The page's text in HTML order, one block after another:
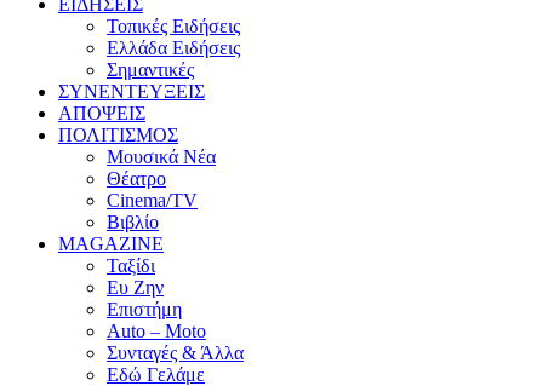
Τοπικές Ειδήσεις
Ελλάδα Ειδήσεις
Σημαντικές
ΣΥΝΕΝΤΕΥΞΕΙΣ
ΑΠΟΨΕΙΣ
ΠΟΛΙΤΙΣΜΟΣ
Μουσικά Νέα
Θέατρο
Cinema/TV
Βιβλίο
MAGAZINE
Ταξίδι
Ευ Ζην
Επιστήμη
Auto – Moto
Συνταγές & Άλλα
Εδώ Γελάμε